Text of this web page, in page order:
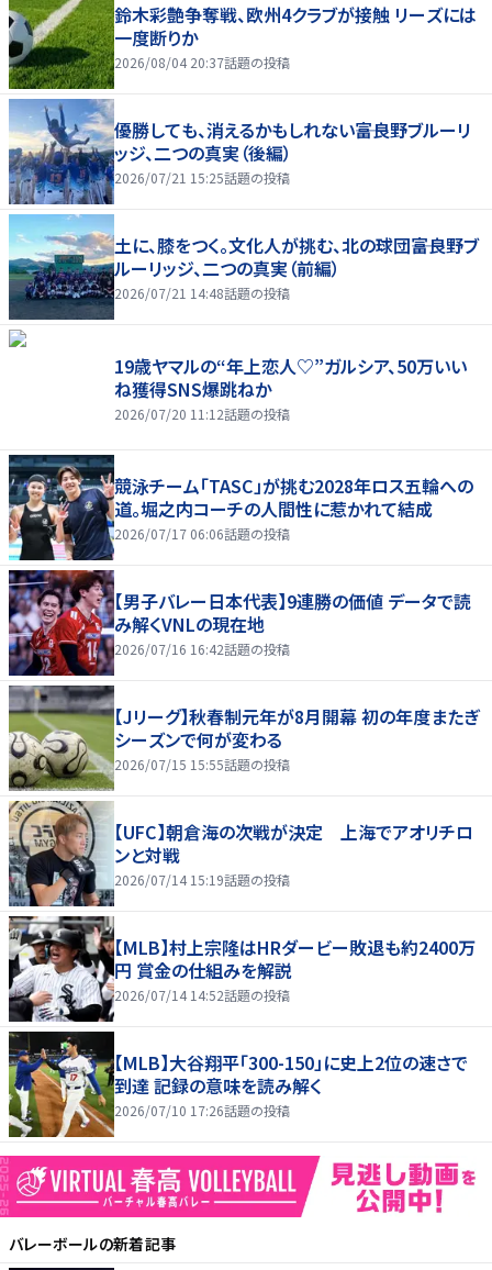
鈴木彩艶争奪戦、欧州4クラブが接触 リーズには
一度断りか
2026/08/04 20:37話題の投稿
優勝しても、消えるかもしれない――富良野ブルーリ
ッジ、二つの真実（後編）
2026/07/21 15:25話題の投稿
土に、膝をつく。文化人が挑む、北の球団――富良野ブ
ルーリッジ、二つの真実（前編）
2026/07/21 14:48話題の投稿
19歳ヤマルの“年上恋人♡”ガルシア、50万いい
ね獲得SNS爆跳ねか
2026/07/20 11:12話題の投稿
競泳チーム「TASC」が挑む2028年ロス五輪への
道。堀之内コーチの人間性に惹かれて結成
2026/07/17 06:06話題の投稿
【男子バレー日本代表】9連勝の価値 データで読
み解くVNLの現在地
2026/07/16 16:42話題の投稿
【Jリーグ】秋春制元年が8月開幕 初の年度またぎ
シーズンで何が変わる
2026/07/15 15:55話題の投稿
【UFC】朝倉海の次戦が決定 上海でアオリチロ
ンと対戦
2026/07/14 15:19話題の投稿
【MLB】村上宗隆はHRダービー敗退も約2400万
円 賞金の仕組みを解説
2026/07/14 14:52話題の投稿
【MLB】大谷翔平「300-150」に史上2位の速さで
到達 記録の意味を読み解く
2026/07/10 17:26話題の投稿
バレーボールの新着記事